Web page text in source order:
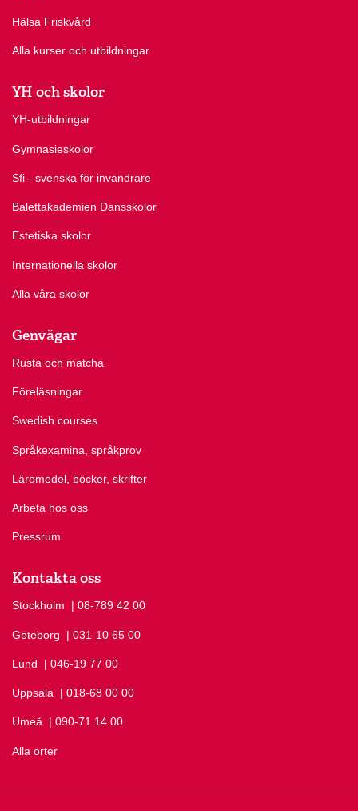
Hälsa Friskvård
Alla kurser och utbildningar
YH och skolor
YH-utbildningar
Gymnasieskolor
Sfi - svenska för invandrare
Balettakademien Dansskolor
Estetiska skolor
Internationella skolor
Alla våra skolor
Genvägar
Rusta och matcha
Föreläsningar
Swedish courses
Språkexamina, språkprov
Läromedel, böcker, skrifter
Arbeta hos oss
Pressrum
Kontakta oss
Stockholm Ring Stockholm på
| 08-789 42 00
Göteborg Ring Göteborg på
| 031-10 65 00
Lund Ring Lund på
| 046-19 77 00
Uppsala Ring Uppsala på
| 018-68 00 00
Umeå Ring Umeå på
| 090-71 14 00
Alla orter